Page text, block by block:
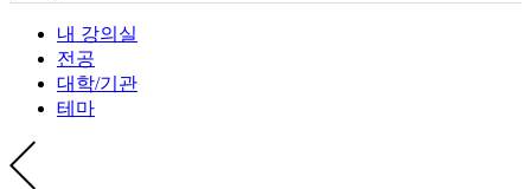
내 강의실
전공
대학/기관
테마